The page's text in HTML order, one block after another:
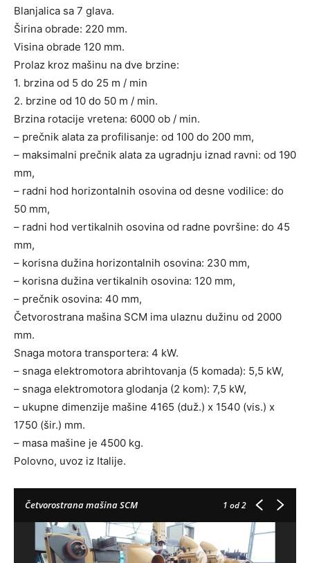
Blanjalica sa 7 glava.
Širina obrade: 220 mm.
Visina obrade 120 mm.
Prolaz kroz mašinu na dve brzine:
1. brzina od 5 do 25 m / min
2. brzine od 10 do 50 m / min.
Brzina rotacije vretena: 6000 ob / min.
– prečnik alata za profilisanje: od 100 do 200 mm,
– maksimalni prečnik alata za ugradnju iznad ravni: od 190
mm,
– radni hod horizontalnih osovina od desne vodilice: do
50 mm,
– radni hod vertikalnih osovina od radne površine: do 45
mm,
– korisna dužina horizontalnih osovina: 230 mm,
– korisna dužina vertikalnih osovina: 120 mm,
– prečnik osovina: 40 mm,
Četvorostrana mašina SCM ima ulaznu dužinu od 2000
mm.
Snaga motora transportera: 4 kW.
– snaga elektromotora abrihtovanja (5 komada): 5,5 kW,
– snaga elektromotora glodanja (2 kom): 7,5 kW,
– ukupne dimenzije mašine 4165 (duž.) x 1540 (vis.) x
1750 (šir.) mm.
– masa mašine je 4500 kg.
Polovno, uvoz iz Italije.
Četvorostrana mašina SCM 1 od 2